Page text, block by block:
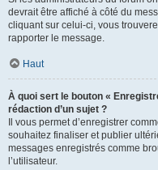
devrait être affiché à côté du
cliquant sur celui-ci, vous
rapporter le message.
Haut
À quoi sert le bouton «
rédaction d’un sujet ?
Il vous permet d’enregistrer
souhaitez finaliser et publier
messages enregistrés comme
l’utilisateur.